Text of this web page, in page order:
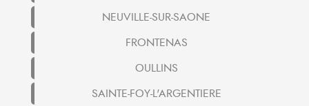
NEUVILLE-SUR-SAONE
FRONTENAS
OULLINS
SAINTE-FOY-L'ARGENTIERE